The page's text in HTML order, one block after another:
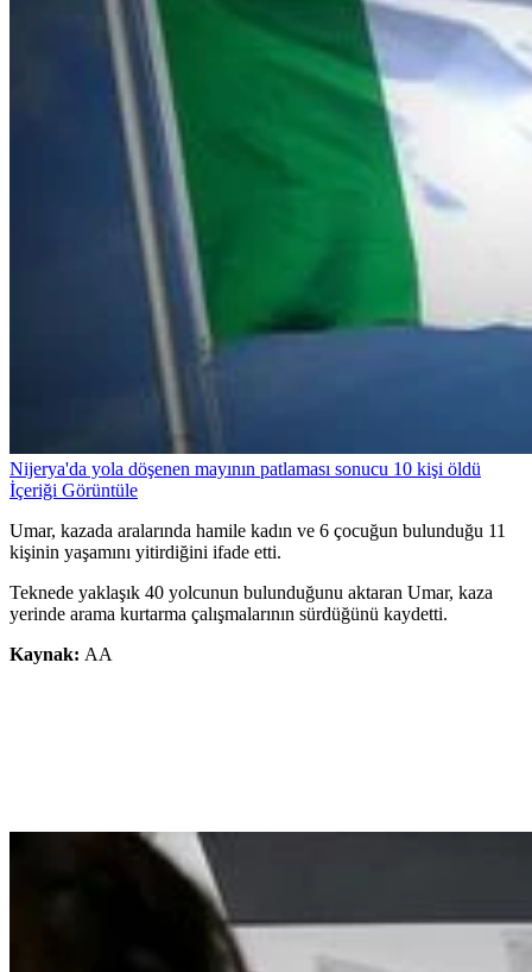
Nijerya'da yola döşenen mayının patlaması sonucu 10 kişi öldü
İçeriği Görüntüle
Umar, kazada aralarında hamile kadın ve 6 çocuğun bulunduğu 11
kişinin yaşamını yitirdiğini ifade etti.
Teknede yaklaşık 40 yolcunun bulunduğunu aktaran Umar, kaza
yerinde arama kurtarma çalışmalarının sürdüğünü kaydetti.
Kaynak: AA